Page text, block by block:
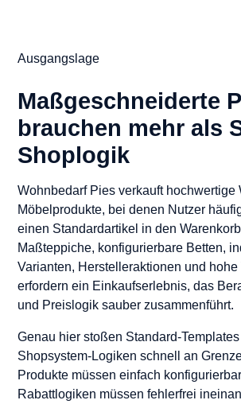
Ausgangslage
Maßgeschneiderte
brauchen mehr als
Shoplogik
Wohnbedarf Pies verkauft hochwertige
Möbelprodukte, bei denen Nutzer
einen Standardartikel in den
Maßteppiche, konfigurierbare Betten,
Varianten, Herstelleraktionen und hohe
erfordern ein Einkaufserlebnis, das
und Preislogik sauber zusammenführt.
Genau hier stoßen Standard-
Shopsystem-Logiken schnell an
Produkte müssen einfach
Rabattlogiken müssen fehlerfrei